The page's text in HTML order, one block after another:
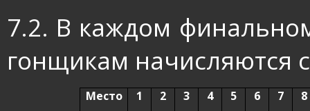
7.2. В каждом
гонщикам начисляются
Место 1 2 3 4 5 6 7
8